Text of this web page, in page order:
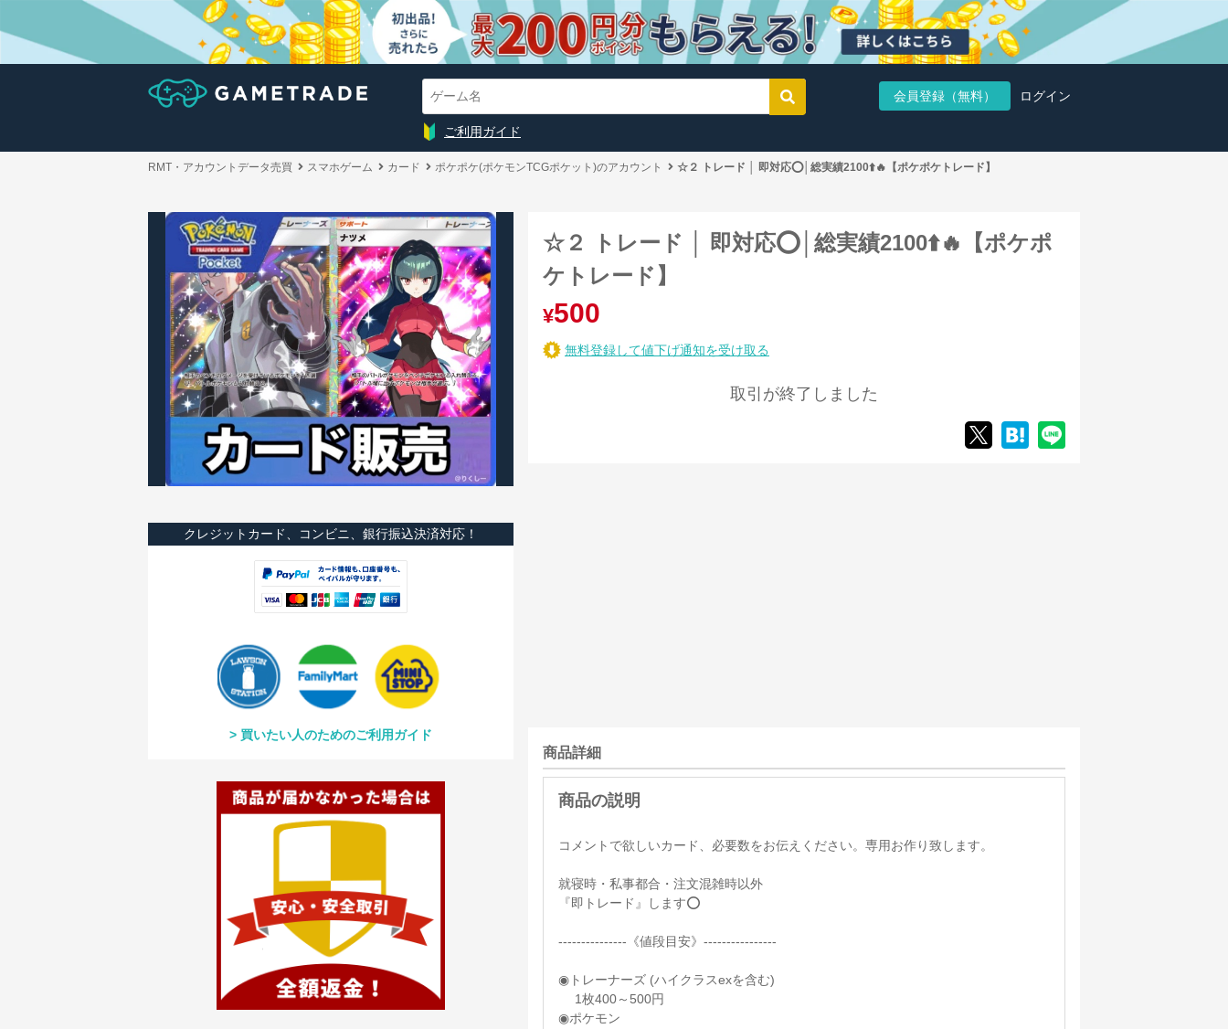
会員登録（無料） ログイン
ご利用ガイド
RMT・アカウントデータ売買 スマホゲーム カード ポケポケ(ポケモンTCGポケット)のアカウント ☆２ トレード │ 即対応⭕️│総実績2100⬆️🔥【ポケポケトレード】
クレジットカード、コンビニ、銀行振込決済対応！
買いたい人のためのご利用ガイド
☆２ トレード │ 即対応⭕️│総実績2100⬆️🔥【ポケポ
ケトレード】
¥500
無料登録して値下げ通知を受け取る
取引が終了しました
商品詳細
コメントで欲しいカード、必要数をお伝えください。専用お作り致します。
就寝時・私事都合・注文混雑時以外
『即トレード』します⭕️
---------------《値段目安》----------------
◉トレーナーズ (ハイクラスexを含む)
1枚400～500円
◉ポケモン